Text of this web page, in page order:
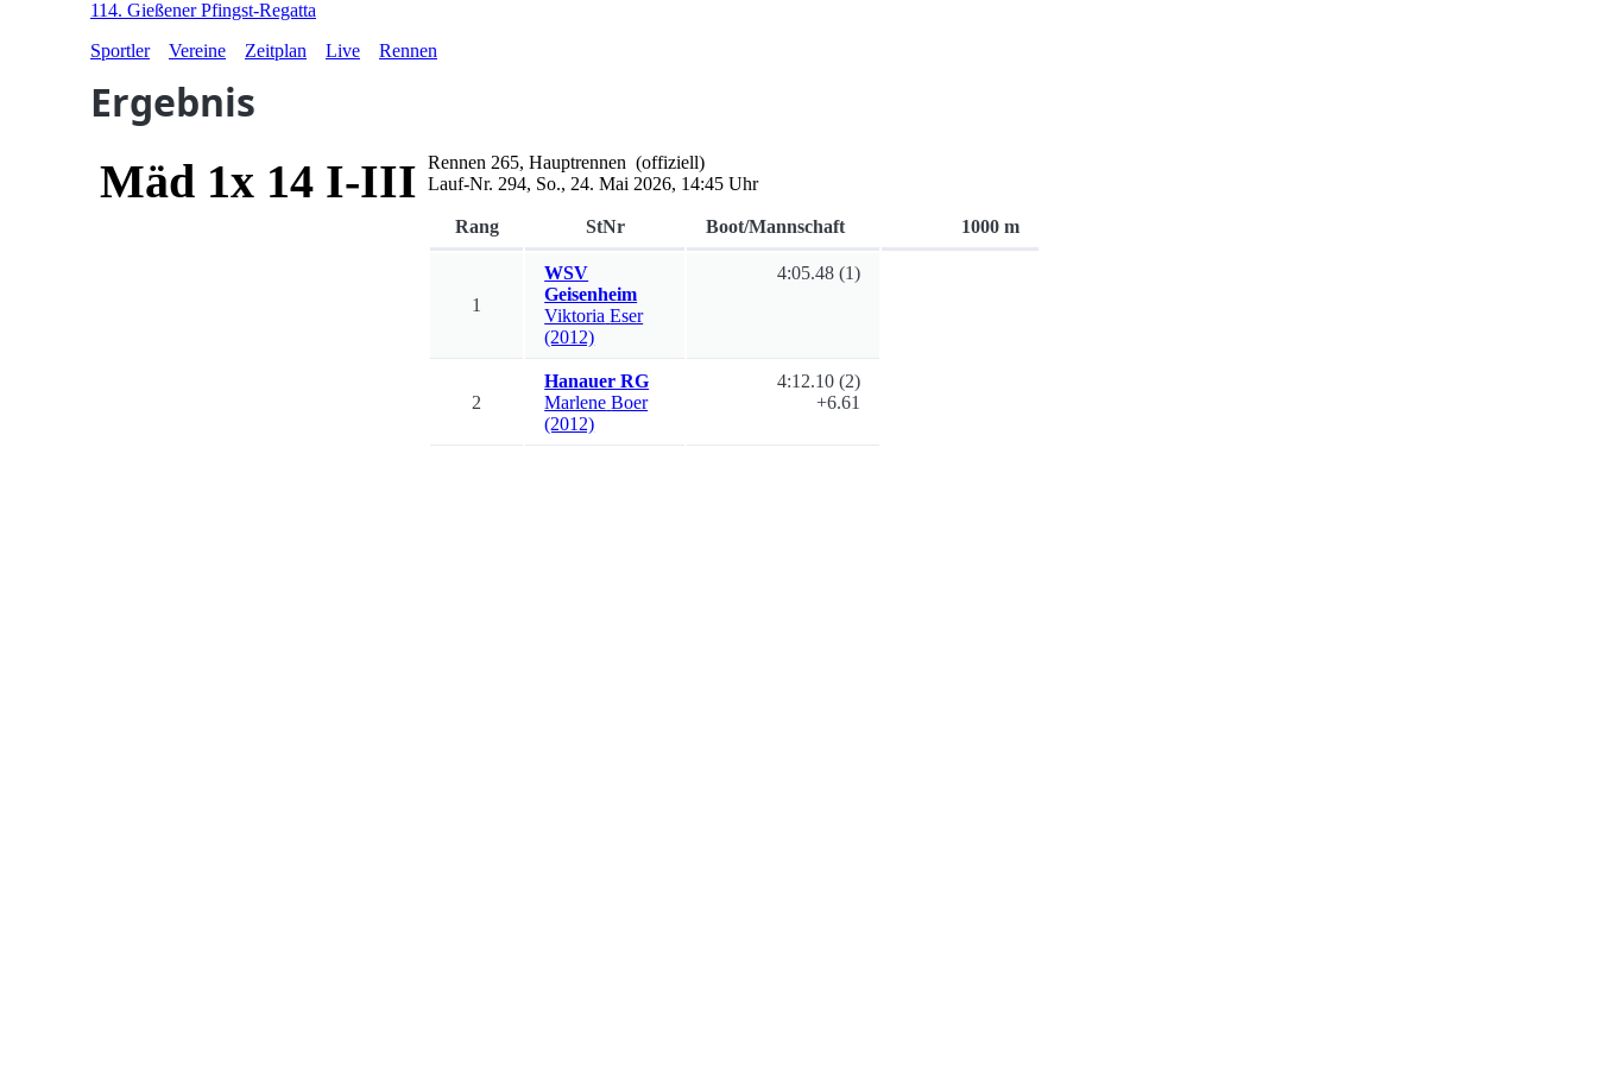
114. Gießener Pfingst-Regatta
Sportler
Vereine Zeitplan Live Rennen
Ergebnis
Mäd 1x 14 I-III Rennen 265,Hauptrennen (offiziell)
Lauf-Nr. 294, So., 24. Mai 2026, 14:45 Uhr
Rang StNr Boot/Mannschaft 1000 m
1
WSV
Geisenheim
Viktoria Eser
(2012)
4:05.48(1)
2
Hanauer RG
Marlene Boer
(2012)
4:12.10(2)
+6.61